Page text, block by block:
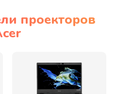
BIOS
проекторов